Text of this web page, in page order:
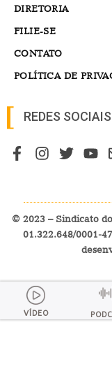
DIRETORIA
FILIE-SE
CONTATO
POLÍTICA DE
REDES SOCIAIS
© 2023 – Sindicato
01.322.648/0001-
VÍDEO